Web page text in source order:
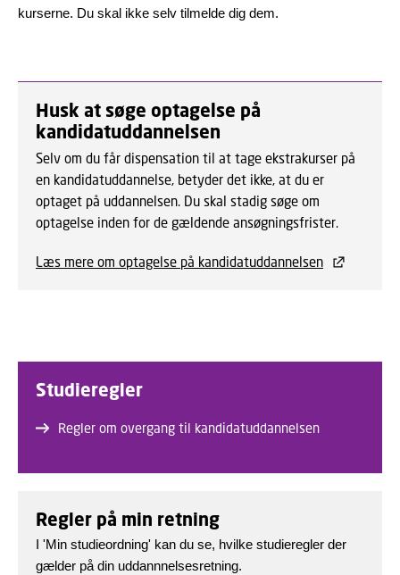
kurserne. Du skal ikke selv tilmelde dig dem.
Husk at søge optagelse på
kandidatuddannelsen
Selv om du får dispensation til at tage ekstrakurser på
en kandidatuddannelse, betyder det ikke, at du er
optaget på uddannelsen. Du skal stadig søge om
optagelse inden for de gældende ansøgningsfrister.
Læs mere om optagelse på kandidatuddannelsen
Studieregler
Regler om overgang til kandidatuddannelsen
Regler på min retning
I 'Min studieordning' kan du se, hvilke studieregler der
gælder på din uddannnelsesretning.